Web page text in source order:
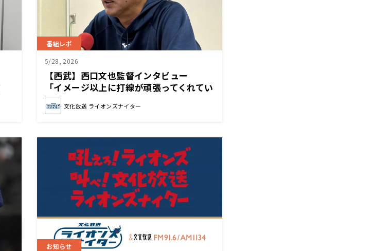
番組レポ
5/28, 2026
【西武】西口文也監督インタビュー
「イメージ以上に打線が頑張ってくれてい
る」
文化放送 ライオンズナイター
お知らせ